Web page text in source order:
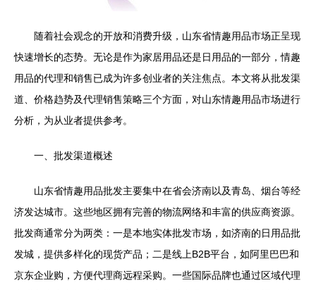
随着社会观念的开放和消费升级，山东省情趣用品市场正呈现
快速增长的态势。无论是作为家居用品还是日用品的一部分，情趣
用品的代理和销售已成为许多创业者的关注焦点。本文将从批发渠
道、价格趋势及代理销售策略三个方面，对山东情趣用品市场进行
分析，为从业者提供参考。
一、批发渠道概述
山东省情趣用品批发主要集中在省会济南以及青岛、烟台等经
济发达城市。这些地区拥有完善的物流网络和丰富的供应商资源。
批发商通常分为两类：一是本地实体批发市场，如济南的日用品批
发城，提供多样化的现货产品；二是线上B2B平台，如阿里巴巴和
京东企业购，方便代理商远程采购。一些国际品牌也通过区域代理